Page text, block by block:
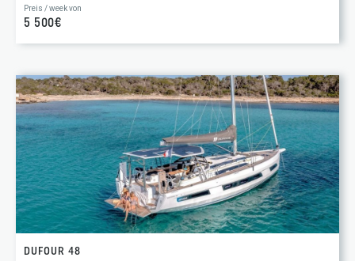
Preis / week von
5 500€
DUFOUR 48